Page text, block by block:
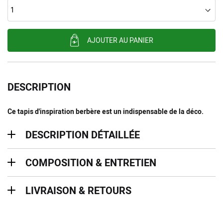
AJOUTER AU PANIER
DESCRIPTION
Ce tapis d'inspiration berbère est un indispensable de la déco.
DESCRIPTION DÉTAILLÉE
COMPOSITION & ENTRETIEN
LIVRAISON & RETOURS